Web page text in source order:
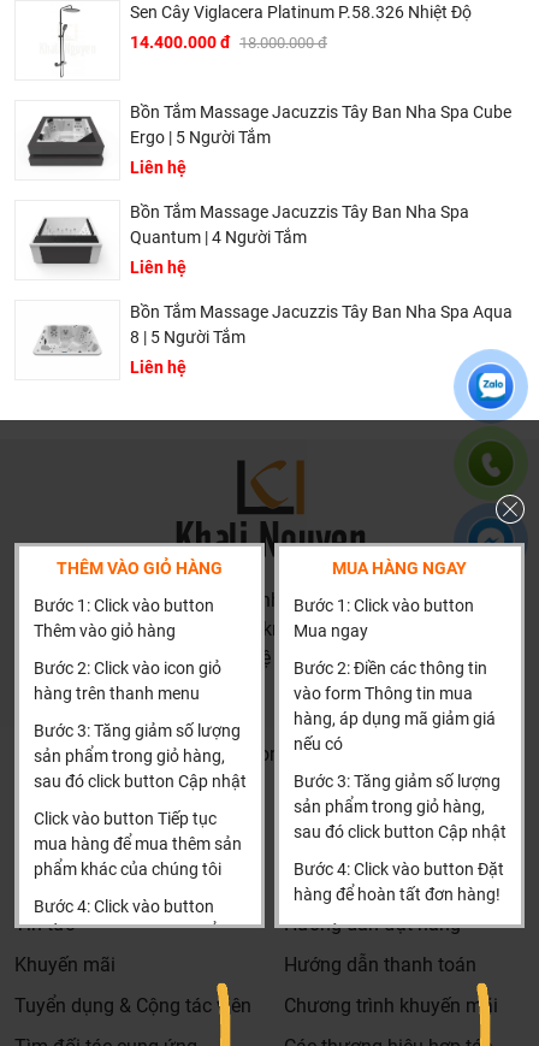
Sen Cây Viglacera Platinum P.58.326 Nhiệt Độ
14.400.000 đ 18.000.000 đ
Bồn Tắm Massage Jacuzzis Tây Ban Nha Spa Cube
Ergo | 5 Người Tắm
Liên hệ
Bồn Tắm Massage Jacuzzis Tây Ban Nha Spa
Quantum | 4 Người Tắm
Liên hệ
Bồn Tắm Massage Jacuzzis Tây Ban Nha Spa Aqua
8 | 5 Người Tắm
Liên hệ
THÊM VÀO GIỎ HÀNG
Bước 1: Click vào button
Thêm vào giỏ hàng
Bước 2: Click vào icon giỏ
hàng trên thanh menu
Bước 3: Tăng giảm số lượng
sản phẩm trong giỏ hàng,
sau đó click button Cập nhật
Click vào button Tiếp tục
mua hàng để mua thêm sản
phẩm khác của chúng tôi
Bước 4: Click vào button
Tiến hành thanh toán để
thanh toán đơn hàng của
Xin cảm ơn khách hàng!!!
MUA HÀNG NGAY
Bước 1: Click vào button
Mua ngay
Bước 2: Điền các thông tin
vào form Thông tin mua
hàng, áp dụng mã giảm giá
nếu có
Bước 3: Tăng giảm số lượng
sản phẩm trong giỏ hàng,
sau đó click button Cập nhật
Bước 4: Click vào button Đặt
hàng để hoàn tất đơn hàng!
Xin cảm ơn khách hàng!!!
HN: số 160 đường Văn Minh, Di Trạch, Hoài Đức, Hà Nội
(Cách đại học công nghiệp 1 km)
HCM và các tỉnh khác: Liên hệ hotline để được hướng dẫn
đặt hàng
Khalinguyen.vn@gmail.com
0904501766
Thông tin
Tìm đại lý & Hợp tác
Tin tức
Khuyến mãi
Tuyển dụng & Cộng tác viên
Thông tin thêm
Hướng dẫn mua hàng
Hướng dẫn đặt hàng
Hướng dẫn thanh toán
Chương trình khuyến mãi